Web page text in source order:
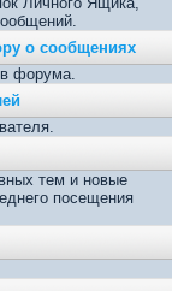
о сообщениях
форума.
тем и новые
посещения